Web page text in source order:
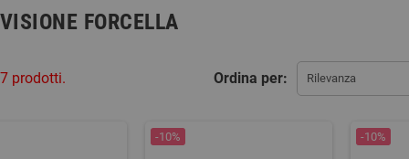
FORCELLA
Ordina per: Rilevanza
prodotti.
-10% -10%